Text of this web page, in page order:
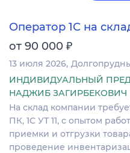
Оператор 1С на
от 90 000 ₽
13 июля 2026
ИНДИВИДУАЛЬНЫЙ
НАДЖИБ ЗАГИРБЕКОВИЧ
На склад компании
ПК, 1С УТ 11, с опытом
приемки и отгрузки
проведение